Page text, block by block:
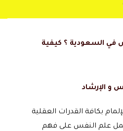
في السعودية ؟ كيفية
و الإرشاد
بكافة القدرات العقلية
علم النفس على فهم